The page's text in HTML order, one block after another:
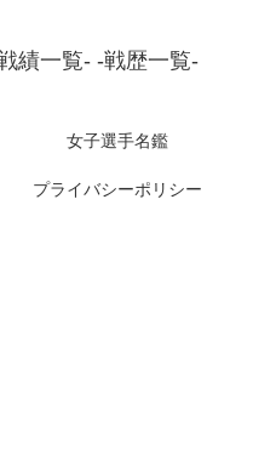
績一覧- -戦歴一覧-
女子選手名鑑
プライバシーポリシー